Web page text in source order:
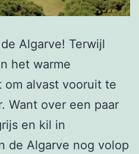
Algarve! Terwijl
het warme
om alvast vooruit te
Want over een paar
en kil in
de Algarve nog volop